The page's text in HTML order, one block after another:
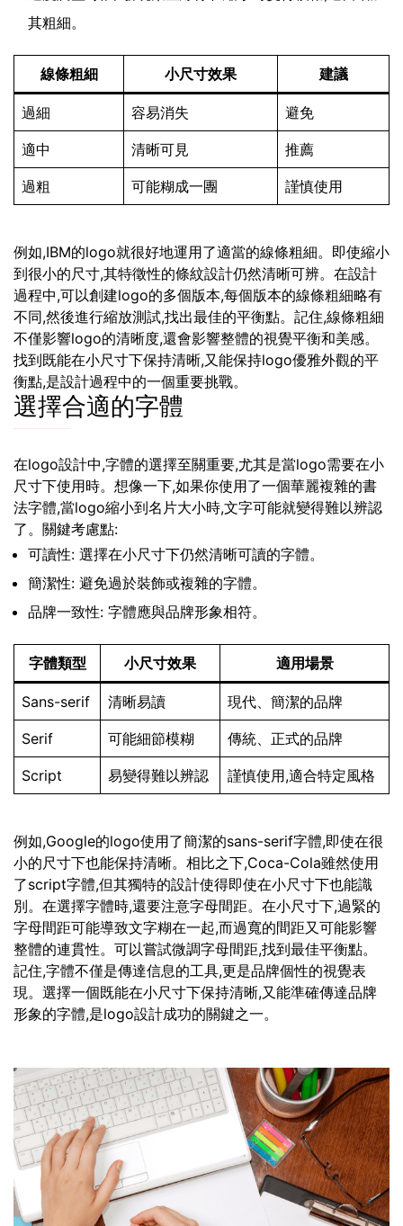
其粗細。
線條粗細 小尺寸效果 建議
過細 容易消失 避免
適中 清晰可見 推薦
過粗 可能糊成一團 謹慎使用
例如,IBM的logo就很好地運用了適當的線條粗細。即使縮小
到很小的尺寸,其特徵性的條紋設計仍然清晰可辨。在設計
過程中,可以創建logo的多個版本,每個版本的線條粗細略有
不同,然後進行縮放測試,找出最佳的平衡點。記住,線條粗細
不僅影響logo的清晰度,還會影響整體的視覺平衡和美感。
找到既能在小尺寸下保持清晰,又能保持logo優雅外觀的平
衡點,是設計過程中的一個重要挑戰。
選擇合適的字體
在logo設計中,字體的選擇至關重要,尤其是當logo需要在小
尺寸下使用時。想像一下,如果你使用了一個華麗複雜的書
法字體,當logo縮小到名片大小時,文字可能就變得難以辨認
了。關鍵考慮點:
可讀性: 選擇在小尺寸下仍然清晰可讀的字體。
簡潔性: 避免過於裝飾或複雜的字體。
品牌一致性: 字體應與品牌形象相符。
字體類型 小尺寸效果 適用場景
Sans-serif 清晰易讀 現代、簡潔的品牌
Serif 可能細節模糊 傳統、正式的品牌
Script 易變得難以辨認 謹慎使用,適合特定風格
例如,Google的logo使用了簡潔的sans-serif字體,即使在很
小的尺寸下也能保持清晰。相比之下,Coca-Cola雖然使用
了script字體,但其獨特的設計使得即使在小尺寸下也能識
別。在選擇字體時,還要注意字母間距。在小尺寸下,過緊的
字母間距可能導致文字糊在一起,而過寬的間距又可能影響
整體的連貫性。可以嘗試微調字母間距,找到最佳平衡點。
記住,字體不僅是傳達信息的工具,更是品牌個性的視覺表
現。選擇一個既能在小尺寸下保持清晰,又能準確傳達品牌
形象的字體,是logo設計成功的關鍵之一。